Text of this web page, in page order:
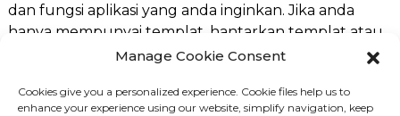
dan fungsi aplikasi yang anda inginkan. Jika anda
hanya mempunyai templat, hantarkan templat atau
gambar kepada kami, kami boleh membantu anda
percetakan 3D untuk mencipta prototaip untuk
Manage Cookie Consent
Cookies give you a personalized experience. Cookie files help us to
enhance your experience using our website, simplify navigation, keep